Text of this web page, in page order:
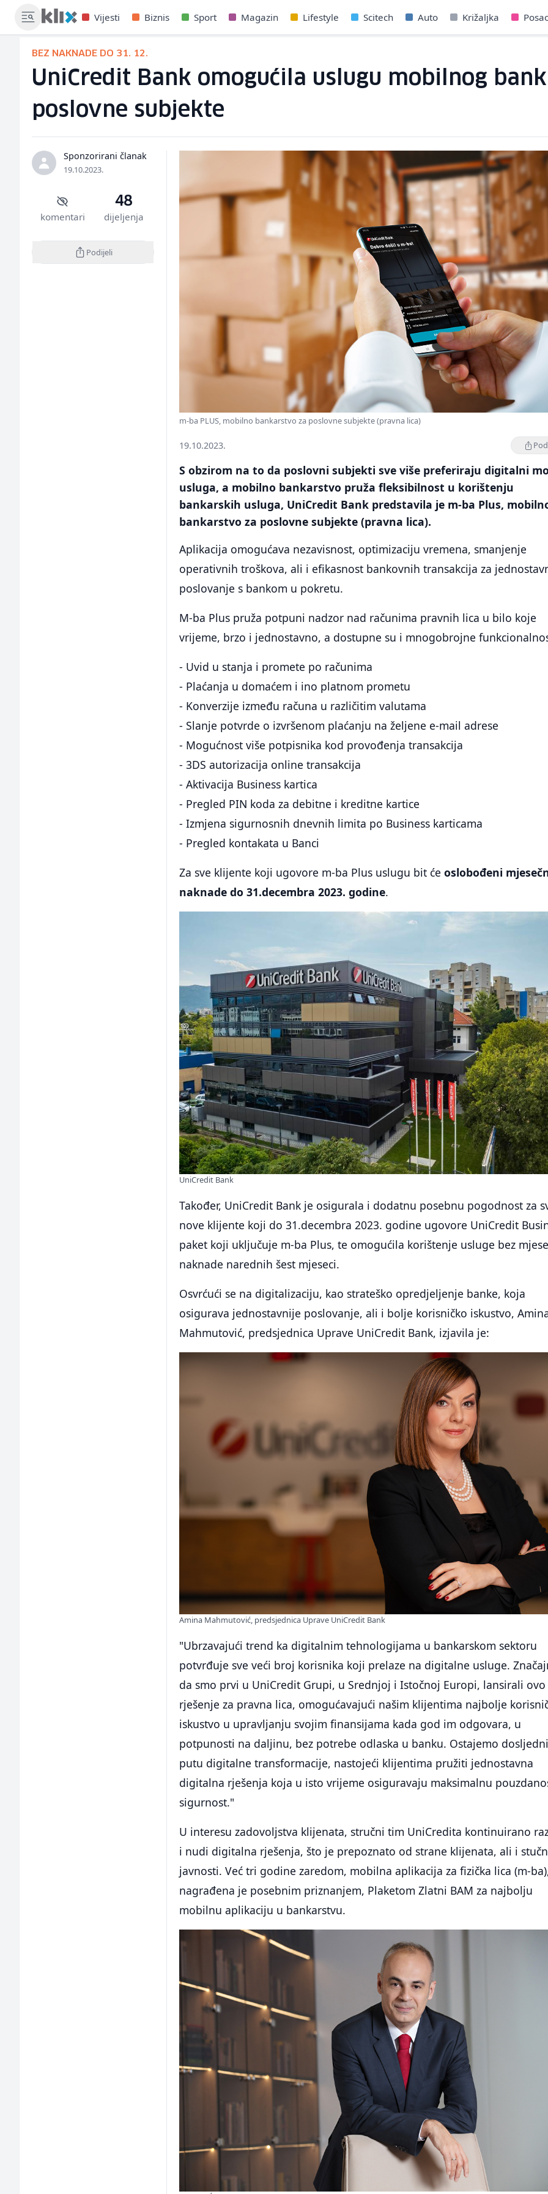
Vijesti Biznis Sport Magazin Lifestyle Scitech Auto Križaljka
BEZ NAKNADE DO 31. 12.
UniCredit Bank omogućila uslugu mobilnog
poslovne subjekte
Sponzorirani članak
19.10.2023.
komentari
48
dijeljenja
Podijeli
m-ba PLUS, mobilno bankarstvo za poslovne subjekte (pravna lica)
19.10.2023.
S obzirom na to da poslovni subjekti sve više preferiraju digitalni
usluga, a mobilno bankarstvo pruža fleksibilnost u korištenju
bankarskih usluga, UniCredit Bank predstavila je m-ba Plus,
bankarstvo za poslovne subjekte (pravna lica).
Aplikacija omogućava nezavisnost, optimizaciju vremena, smanjenje
operativnih troškova, ali i efikasnost bankovnih transakcija za
poslovanje s bankom u pokretu.
M-ba Plus pruža potpuni nadzor nad računima pravnih lica u bilo koje
vrijeme, brzo i jednostavno, a dostupne su i mnogobrojne
- Uvid u stanja i promete po računima
- Plaćanja u domaćem i ino platnom prometu
- Konverzije između računa u različitim valutama
- Slanje potvrde o izvršenom plaćanju na željene e-mail adrese
- Mogućnost više potpisnika kod provođenja transakcija
- 3DS autorizacija online transakcija
- Aktivacija Business kartica
- Pregled PIN koda za debitne i kreditne kartice
- Izmjena sigurnosnih dnevnih limita po Business karticama
- Pregled kontakata u Banci
Za sve klijente koji ugovore m-ba Plus uslugu bit ćeoslobođeni
naknade do 31.decembra 2023. godine.
UniCredit Bank
Također, UniCredit Bank je osigurala i dodatnu posebnu pogodnost za
nove klijente koji do 31.decembra 2023. godine ugovore UniCredit
paket koji uključuje m-ba Plus, te omogućila korištenje usluge bez
naknade narednih šest mjeseci.
Osvrćući se na digitalizaciju, kao strateško opredjeljenje banke, koja
osigurava jednostavnije poslovanje, ali i bolje korisničko iskustvo,
Mahmutović, predsjednica Uprave UniCredit Bank, izjavila je:
Amina Mahmutović, predsjednica Uprave UniCredit Bank
"Ubrzavajući trend ka digitalnim tehnologijama u bankarskom sektoru
potvrđuje sve veći broj korisnika koji prelaze na digitalne usluge.
da smo prvi u UniCredit Grupi, u Srednjoj i Istočnoj Europi, lansirali ovo
rješenje za pravna lica, omogućavajući našim klijentima najbolje
iskustvo u upravljanju svojim finansijama kada god im odgovara, u
potpunosti na daljinu, bez potrebe odlaska u banku. Ostajemo
putu digitalne transformacije, nastojeći klijentima pružiti jednostavna
digitalna rješenja koja u isto vrijeme osiguravaju maksimalnu
sigurnost."
U interesu zadovoljstva klijenata, stručni tim UniCredita kontinuirano
i nudi digitalna rješenja, što je prepoznato od strane klijenata, ali i
javnosti. Već tri godine zaredom, mobilna aplikacija za fizička lica (m-
nagrađena je posebnim priznanjem, Plaketom Zlatni BAM za najbolju
mobilnu aplikaciju u bankarstvu.